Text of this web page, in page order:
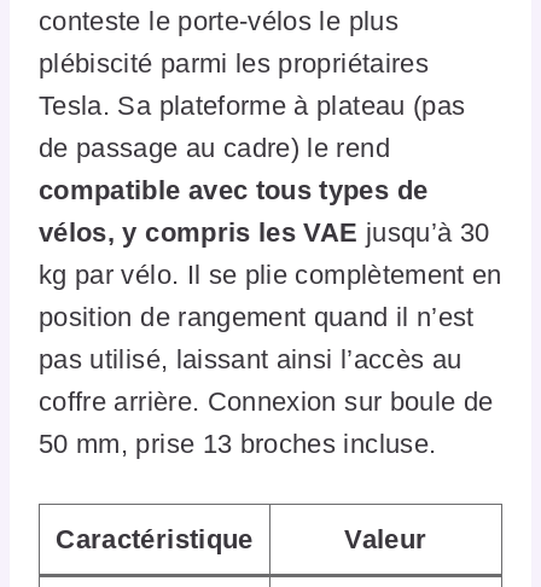
conteste le porte-vélos le plus
plébiscité parmi les propriétaires
Tesla. Sa plateforme à plateau (pas
de passage au cadre) le rend
compatible avec tous types de
vélos, y compris les VAE jusqu’à 30
kg par vélo. Il se plie complètement en
position de rangement quand il n’est
pas utilisé, laissant ainsi l’accès au
coffre arrière. Connexion sur boule de
50 mm, prise 13 broches incluse.
Caractéristique Valeur